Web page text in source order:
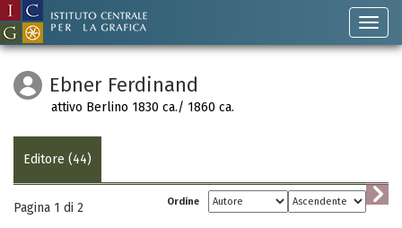
Ebner Ferdinand
attivo Berlino 1830 ca./ 1860 ca.
Editore (44)
Pagina 1 di 2 Ordine